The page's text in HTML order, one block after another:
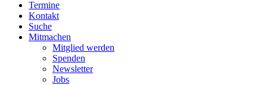
Termine
Kontakt
Suche
Mitmachen
Mitglied werden
Spenden
Newsletter
Jobs